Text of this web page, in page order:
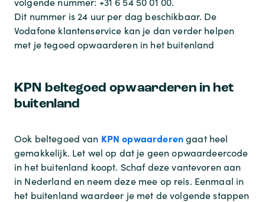
Dit nummer is 24 uur per dag beschikbaar. De
Vodafone klantenservice kan je dan verder helpen
met je tegoed opwaarderen in het buitenland
KPN beltegoed opwaarderen in het
buitenland
Ook beltegoed van KPN opwaarderengaat heel
gemakkelijk. Let wel op dat je geen opwaardeercode
in het buitenland koopt. Schaf deze vantevoren aan
in Nederland en neem deze mee op reis. Eenmaal in
het buitenland waardeer je met de volgende stappen